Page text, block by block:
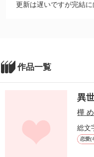
更新は遅いですが完結
作品一覧
異
樺
総文
恋愛(